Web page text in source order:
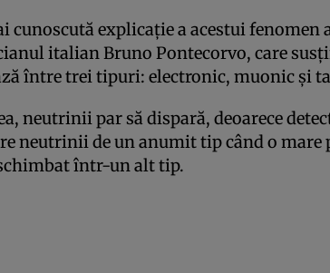
cunoscută explicaţie a acestui fenomen
italian Bruno Pontecorvo, care
între trei tipuri: electronic, muonic şi
neutrinii par să dispară, deoarece
neutrinii de un anumit tip când o mare
într-un alt tip.